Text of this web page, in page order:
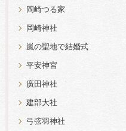
岡崎つる家
岡崎神社
嵐の聖地で結婚式
平安神宮
廣田神社
建部大社
弓弦羽神社